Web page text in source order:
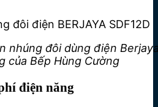
đôi điện BERJAYA SDF12D
nhúng đôi dùng điện
của Bếp Hùng Cường
điện năng